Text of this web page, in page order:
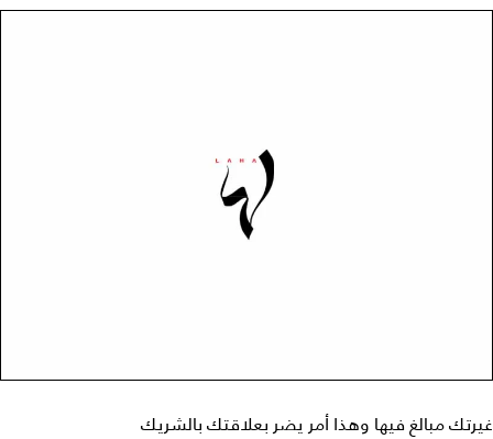
غيرتك مبالغ فيها وهذا أمر يضر بعلاقتك بالشريك